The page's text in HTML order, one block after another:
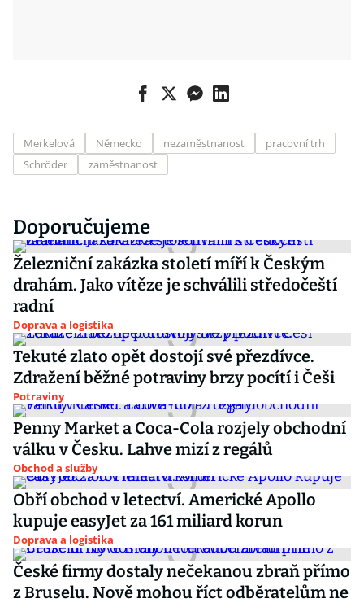
Merkelová Německo nezaměstnanost
pracovní trh
Schröder
zaměstnanost
Doporučujeme
Železniční zakázka století míří k Českým
drahám. Jako vítěze je schválili středočeští
radní
Doprava a logistika
Tekuté zlato opět dostojí své přezdívce.
Zdražení běžné potraviny brzy pocítí i Češi
Potraviny
Penny Market a Coca-Cola rozjely obchodní
válku v Česku. Lahve mizí z regálů
Obchod a služby
Obří obchod v letectví. Americké Apollo
kupuje easyJet za 161 miliard korun
Doprava a logistika
České firmy dostaly nečekanou zbraň přímo
z Bruselu. Nově mohou říct odběratelům ne